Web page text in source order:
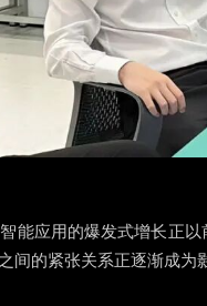
能应用的爆发式增长正
的紧张关系正逐渐成为